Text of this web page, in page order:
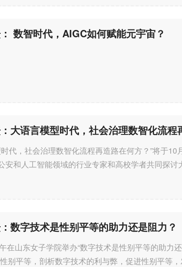
数智时代，AIGC如何赋能元宇宙？
代，社会治理数智化流程再造路在何方？”将于10
安和人工智能领域的行业专家和高校学者共同探讨
数字技术是性别平等的助力还是阻力？
在山东女子学院举办“数字技术是性别平等的助力
别平等，剖析数字技术的利与弊，促进性别平等，